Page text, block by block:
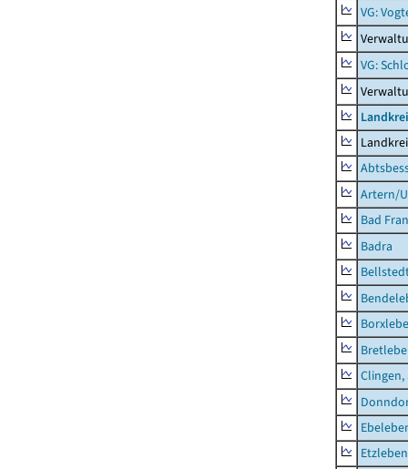
VG:
VG:
Artern/
Bad
Badra
Etzleben